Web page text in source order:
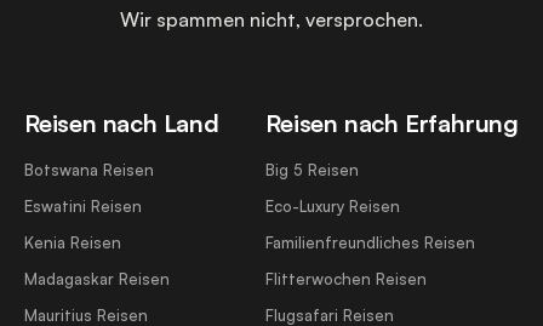
Reisen nach Land
Botswana Reisen
Eswatini Reisen
Kenia Reisen
Madagaskar Reisen
Mauritius Reisen
Reisen nach Erfahrung
Big 5 Reisen
Eco-Luxury Reisen
Familienfreundliches Reisen
Flitterwochen Reisen
Flugsafari Reisen
Wir spammen nicht, versprochen.